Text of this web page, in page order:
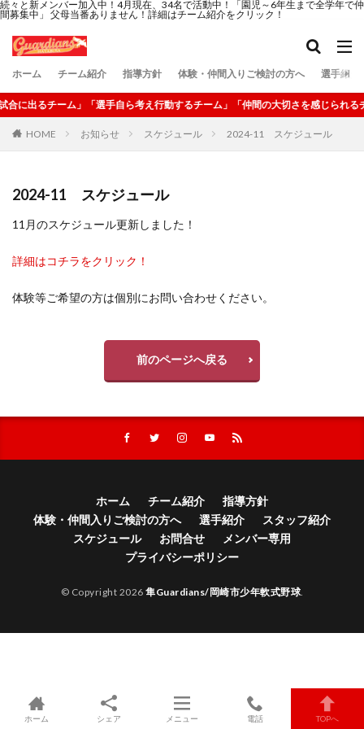
続々と新メンバー加入中！4月現在、34名で活動中！「園児～6年生まで全学年で仲
間募集中」 父母当番ありません！詳細はチーム紹介をクリック！
ホーム チーム紹介 指導方針 体験・仲間入りご検討の方へ 選手紹介
出るチーム」「選手自ら考え行動するチーム」「仲間の大切さを感じられ
HOME お知らせ スケジュール 2024-11 スケジュール
2024-11 スケジュール
11月のスケジュール更新しました！
詳細はコチラをクリック！
体験等ご希望の方は個別にお問い合わせください。
前のページへ戻る
ホーム チーム紹介
指導方針
体験・仲間入りご検討の方へ
選手紹介
スタッフ紹介
スケジュール
お問合せ
メンバー専用
プライバシーポリシー
© Copyright 2026 隼Guardians/岡崎市少年軟式野球.
ホーム シェア メニュー 電話 TOPへ